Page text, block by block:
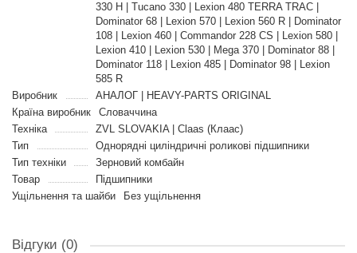
330 H | Tucano 330 | Lexion 480 TERRA TRAC |
Dominator 68 | Lexion 570 | Lexion 560 R | Dominator
108 | Lexion 460 | Commandor 228 CS | Lexion 580 |
Lexion 410 | Lexion 530 | Mega 370 | Dominator 88 |
Dominator 118 | Lexion 485 | Dominator 98 | Lexion
585 R
Виробник
АНАЛОГ | HEAVY-PARTS ORIGINAL
Країна виробник
Словаччина
Техніка
ZVL SLOVAKIA | Claas (Клаас)
Тип
Однорядні циліндричні роликові підшипники
Тип техніки
Зерновий комбайн
Товар
Підшипники
Ущільнення та шайби
Без ущільнення
Відгуки (0)